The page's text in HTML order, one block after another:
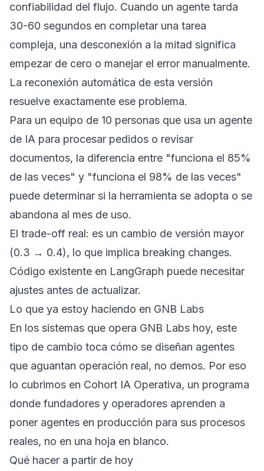
confiabilidad del flujo. Cuando un agente tarda
30-60 segundos en completar una tarea
compleja, una desconexión a la mitad significa
empezar de cero o manejar el error manualmente.
La reconexión automática de esta versión
resuelve exactamente ese problema.
Para un equipo de 10 personas que usa un agente
de IA para procesar pedidos o revisar
documentos, la diferencia entre "funciona el 85%
de las veces" y "funciona el 98% de las veces"
puede determinar si la herramienta se adopta o se
abandona al mes de uso.
El trade-off real: es un cambio de versión mayor
(0.3 → 0.4), lo que implica breaking changes.
Código existente en LangGraph puede necesitar
ajustes antes de actualizar.
Lo que ya estoy haciendo en GNB Labs
En los sistemas que opera GNB Labs hoy, este
tipo de cambio toca cómo se diseñan agentes
que aguantan operación real, no demos. Por eso
lo cubrimos en Cohort IA Operativa, un programa
donde fundadores y operadores aprenden a
poner agentes en producción para sus procesos
reales, no en una hoja en blanco.
Qué hacer a partir de hoy